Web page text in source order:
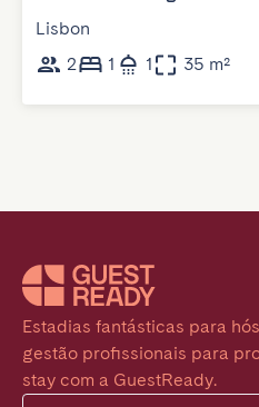
Lisbon
2
1 1 35 m²
Estadias fantásticas para
gestão profissionais para
stay com a GuestReady.